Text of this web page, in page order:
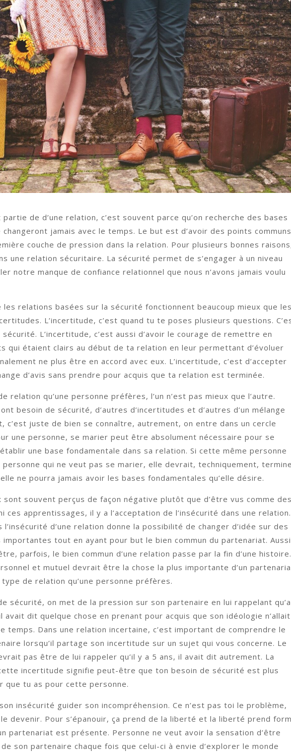
de d’une relation, c’est souvent parce qu’on recherche des bases
jamais avec le temps. Le but est d’avoir des points communs
couche de pression dans la relation. Pour plusieurs bonnes
une relation sécuritaire. La sécurité permet de s’engager à un niveau
notre manque de confiance relationnel que nous n’avons jamais voulu
les relations basées sur la sécurité fonctionnent beaucoup mieux que les
L’incertitude, c’est quand tu te poses plusieurs questions.
sécurité. L’incertitude, c’est aussi d’avoir le courage de remettre en
qui étaient clairs au début de ta relation en leur permettant d’évoluer
ne plus être en accord avec eux. L’incertitude, c’est d’accepter
d’avis sans prendre pour acquis que ta relation est terminée.
relation qu’une personne préfères, l’un n’est pas mieux que l’autre.
besoin de sécurité, d’autres d’incertitudes et d’autres d’un mélange
c’est juste de bien se connaître, autrement, on entre dans un cercle
une personne, se marier peut être absolument nécessaire pour se
une base fondamentale dans sa relation. Si cette même personne
qui ne veut pas se marier, elle devrait, techniquement,
ne pourra jamais avoir les bases fondamentales qu’elle désire.
sont souvent perçus de façon négative plutôt que d’être vus comme des
ces apprentissages, il y a l’acceptation de l’insécurité dans une relation.
d’une relation donne la possibilité de changer d’idée sur des
importantes tout en ayant pour but le bien commun du partenariat. Aussi
parfois, le bien commun d’une relation passe par la fin d’une histoire.
et mutuel devrait être la chose la plus importante d’un
de relation qu’une personne préfères.
sécurité, on met de la pression sur son partenaire en lui rappelant
dit quelque chose en prenant pour acquis que son idéologie n’allait
temps. Dans une relation incertaine, c’est important de comprendre le
lorsqu’il partage son incertitude sur un sujet qui vous concerne. Le
pas être de lui rappeler qu’il y a 5 ans, il avait dit autrement. La
incertitude signifie peut-être que ton besoin de sécurité est plus
que tu as pour cette personne.
insécurité guider son incompréhension. Ce n’est pas toi le problème,
devenir. Pour s’épanouir, ça prend de la liberté et la liberté prend
partenariat est présente. Personne ne veut avoir la sensation d’être
son partenaire chaque fois que celui-ci à envie d’explorer le monde